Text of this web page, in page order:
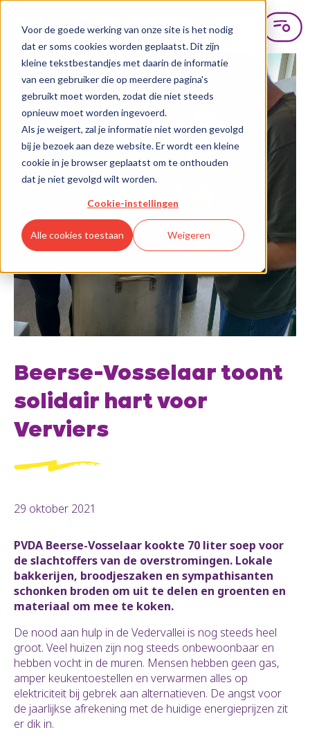
Voor de goede werking van onze site is het nodig
dat er soms cookies worden geplaatst. Dit zijn
kleine tekstbestandjes met daarin de informatie
van een gebruiker die op meerdere pagina's
gebruikt moet worden, zodat die niet steeds
opnieuw moet worden ingevoerd.
Als je weigert, zal je informatie niet worden gevolgd
bij je bezoek aan deze website. Er wordt een kleine
cookie in je browser geplaatst om te onthouden
dat je niet gevolgd wilt worden.
Cookie-instellingen
Alle cookies toestaan Weigeren
Beerse-Vosselaar toont
solidair hart voor
Verviers
29 oktober 2021
PVDA Beerse-Vosselaar kookte 70 liter soep voor
de slachtoffers van de overstromingen. Lokale
bakkerijen, broodjeszaken en sympathisanten
schonken broden om uit te delen en groenten en
materiaal om mee te koken.
De nood aan hulp in de Vedervallei is nog steeds heel
groot. Veel huizen zijn nog steeds onbewoonbaar en
hebben vocht in de muren. Mensen hebben geen gas,
amper keukentoestellen en verwarmen alles op
elektriciteit bij gebrek aan alternatieven. De angst voor
de jaarlijkse afrekening met de huidige energieprijzen zit
er dik in.